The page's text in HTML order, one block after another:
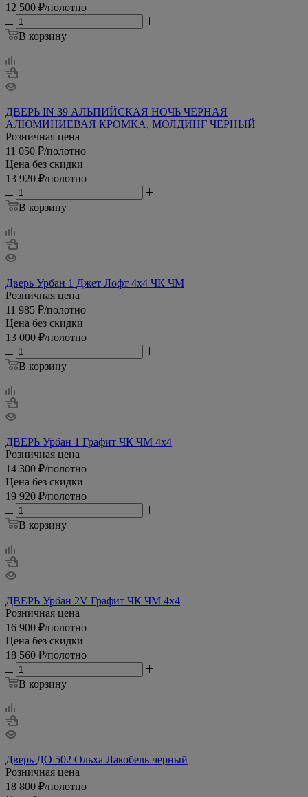
12 500 ₽/полотно
В корзину
ДВЕРЬ IN 39 АЛЬПИЙСКАЯ НОЧЬ ЧЕРНАЯ
АЛЮМИНИЕВАЯ КРОМКА, МОЛДИНГ ЧЕРНЫЙ
Розничная цена
11 050 ₽/полотно
Цена без скидки
13 920 ₽/полотно
В корзину
Дверь Урбан 1 Джет Лофт 4х4 ЧК ЧМ
Розничная цена
11 985 ₽/полотно
Цена без скидки
13 000 ₽/полотно
В корзину
ДВЕРЬ Урбан 1 Графит ЧК ЧМ 4x4
Розничная цена
14 300 ₽/полотно
Цена без скидки
19 920 ₽/полотно
В корзину
ДВЕРЬ Урбан 2V Графит ЧК ЧМ 4x4
Розничная цена
16 900 ₽/полотно
Цена без скидки
18 560 ₽/полотно
В корзину
Дверь ДО 502 Ольха Лакобель черный
Розничная цена
18 800 ₽/полотно